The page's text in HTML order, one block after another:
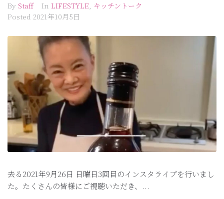
By Staff In LIFESTYLE, キッチントーク
Posted 2021年10月5日
去る2021年9月26日 日曜日3回目のインスタライブを行いまし
た。たくさんの皆様にご視聴いただき、...